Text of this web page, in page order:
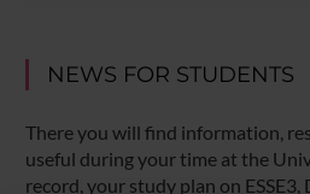
NEWS FOR STUDENTS
There you will find information,
useful during your time at the
record, your study plan on